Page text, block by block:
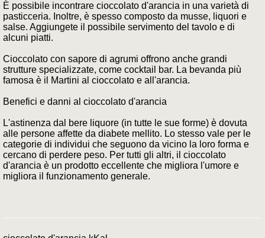
È possibile incontrare cioccolato d'arancia in una varietà di
pasticceria. Inoltre, è spesso composto da musse, liquori e
salse. Aggiungete il possibile servimento del tavolo e di
alcuni piatti.
Cioccolato con sapore di agrumi offrono anche grandi
strutture specializzate, come cocktail bar. La bevanda più
famosa è il Martini al cioccolato e all'arancia.
Benefici e danni al cioccolato d'arancia
L'astinenza dal bere liquore (in tutte le sue forme) è dovuta
alle persone affette da diabete mellito. Lo stesso vale per le
categorie di individui che seguono da vicino la loro forma e
cercano di perdere peso. Per tutti gli altri, il cioccolato
d'arancia è un prodotto eccellente che migliora l'umore e
migliora il funzionamento generale.